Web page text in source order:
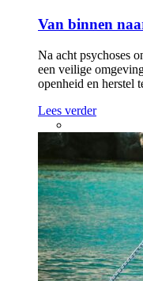
Van binnen
Na acht psychoses
een veilige
openheid en herstel
Lees verder